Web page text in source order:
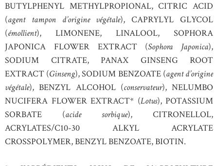
BUTYLPHENYL METHYLPROPIONAL, CITRIC ACID
(agent tampon d’origine végétale), CAPRYLYL GLYCOL
(émollient), LIMONENE, LINALOOL, SOPHORA
JAPONICA FLOWER EXTRACT (Sophora Japonica),
SODIUM CITRATE, PANAX GINSENG ROOT
EXTRACT (Ginseng), SODIUM BENZOATE (agent d’origine
végétale), BENZYL ALCOHOL (conservateur), NELUMBO
NUCIFERA FLOWER EXTRACT* (Lotus), POTASSIUM
SORBATE (acide sorbique), CITRONELLOL,
ACRYLATES/C10-30 ALKYL ACRYLATE
CROSSPOLYMER, BENZYL BENZOATE, BIOTIN.